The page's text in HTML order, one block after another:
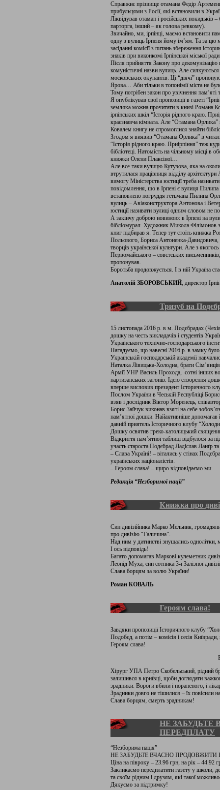
Справжнє прізвище отамана Федір
прибульцями з Росії, які встановили в
Ліквідував отаман і російських покидьків
парторга, інший – як голова ревкому).
Звичайно, ми, ірпінці, маємо встановити
одну з вулиць Ірпеня йому ім’ям. Та за цю
засіданні комісії з питань збереження
знаків при виконкомі Ірпінської міської
Після прийняття Закону про
комуністичні назви вулиць. Але
московських окупантів. Ці “діячі”
Ярова… Аби тільки в топонімії міста не
Тому потрібен закон про увічнення
Я опублікував свої пропозиції в газеті
земляка можна прочитати в книзі Романа
ірпінських шкіл “Історія рідного краю.
краєзнавча кімната. Але “Отамана
Ковалем книгу не спромоглися знайти
Згодом я виявив “Отамана Орлика” в
“Історія рідного краю. Приірпіння” теж
бібліотеці. Натомість на чільному місці в
книжки Олени Плаксіної…
Але все-таки вулицю Кутузова, яка на
втрутилася працівниця відділу
вимогу Міністерства юстиції треба
повідомлення, що в Ірпені є вулиця
встановлено погруддя гетьмана Пилипа
вулиць – Авіаконструктора Антонова і
юстиції називати вулиці одним словом не
А закінчу доброю новиною: в Ірпені на
бібліомурал. Художник Микола Філімонов
книг підбирав я. Тепер тут стоїть книжка
Польового, Бориса Антоненка-Давидовича,
творців української культури. Але з
Первомайського – совєтських
пропонував.
Боротьба продовжується. І в ній Україна
Анатолій ЗБОРОВСЬКИЙ, директор
Тризуб на
15 листопада 2016 р. в м. Подєбрадах
дошку на честь викладачів і студентів
Українського технічно-господарського
Нагадуємо, що навесні 2016 р. в замку
Українській господарській академії
Наталка Лівицька-Холодна, брати
Армії УНР Василь Прохода, сотні інших
партизанських загонів. Ідею створення
вперше висловив президент Історичного
Послом України в Чеській Республіці
взяв і дослідник Віктор Моренець,
Борис Зайчук виконав взяті на себе
пам’ятної дошки. Найактивніше
давній приятель Історичного клубу
Дошку освятив греко-католицький
Відкриття пам’ятної таблиці відбулося за
участь староста Подєбрад Ладіслав Ланґр
– Слава Україні! – вітались у стінах
українських націоналістів.
– Героям слава! – щиро відповідаємо ми.
Редакція “Незборимої нації”
Книжка про
Син дивізійника Марко Мельник,
про дивізію “Галичина”.
Над ним у дитинстві знущались однолітки,
І ось відповідь!
Багато допомагав Маркові кулеметник
Леонід Муха, син сотника 3-ї Залізної
Слава борцям за волю України!
Роман КОВАЛЬ
Героям слава!
Завдяки пропозиції Історичного клубу
Подобєд, а потім – комісія і сесія
Героям слава!
Хірург УПА Петро Скобельський, рідний
залишився в криївці, щоби доглядати
зрадники. Вороги вбили і пораненого, і
Зрадники довго не тішилися – їх повісили
Слава борцям, смерть зрадникам!
НЕ ЗАБУДЬТЕ
ПЕРЕДПЛАТУ
“Незборима нація”
НЕ ЗАБУДЬТЕ ВЧАСНО ПРОДОВЖИТИ
Ціна на півроку – 23.96 грн, на рік – 44.92
Закликаємо передплатити газету у школи,
та своїм рідним і друзям, які такої
Дякуємо за підтримку!